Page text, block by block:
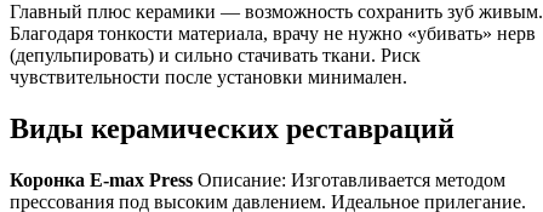
Главный плюс керамики — возможность сохранить зуб живым.
Благодаря тонкости материала, врачу не нужно «убивать» нерв
(депульпировать) и сильно стачивать ткани. Риск
чувствительности после установки минимален.
Виды керамических реставраций
Коронка E-max Press Описание: Изготавливается методом
прессования под высоким давлением. Идеальное прилегание.